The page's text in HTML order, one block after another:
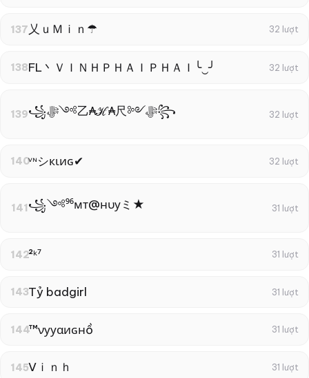
137 乂ｕＭｉｎ☂ 32 lượt
138FL丶ＶＩＮＨＰＨＡＩＰＨＡＩ╰‿╯ 32 lượt
139 ꧁ﷻ༺乙₳ℋ₳尺༻ﷻ꧂ 32 lượt
140ᵛᶰシкιиɢ✔ 32 lượt
141꧁༺⁹⁶мт@нυуミ★ 31 lượt
142²ᵏ⁷ 31 lượt
143Tỷ badgirl 31 lượt
144™νууαиɢнồ 31 lượt
145Vｉｎｈ 31 lượt